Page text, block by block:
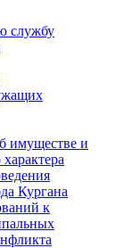
службу
имуществе и
Кургана
к